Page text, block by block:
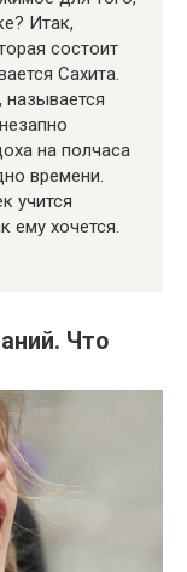
Итак,
состоит
Сахита.
на полчаса
времени.
учится
ему хочется.
Что